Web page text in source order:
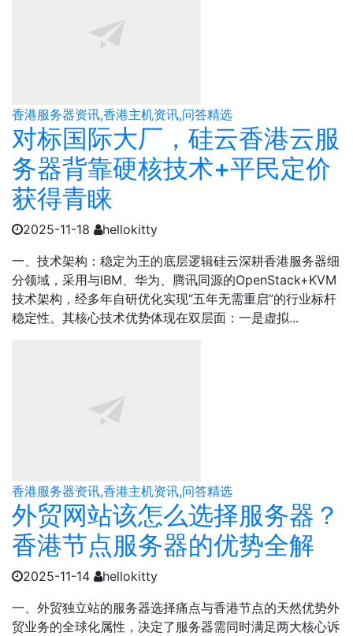
香港服务器资讯,香港主机资讯,问答精选
对标国际大厂，硅云香港云服
务器背靠硬核技术+平民定价
获得青睐
2025-11-18
hellokitty
一、技术架构：稳定为王的底层逻辑​硅云深耕香港服务器细
分领域，采用与IBM、华为、腾讯同源的OpenStack+KVM
技术架构，经多年自研优化实现“五年无需重启”的行业标杆
稳定性。其核心技术优势体现在双层面：一是虚拟...
香港服务器资讯,香港主机资讯,问答精选
外贸网站该怎么选择服务器？
香港节点服务器的优势全解
2025-11-14
hellokitty
一、外贸独立站的服务器选择痛点与香港节点的天然优势​外
贸业务的全球化属性，决定了服务器需同时满足两大核心诉